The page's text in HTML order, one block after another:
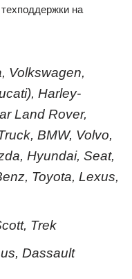
на
Volkswagen,
Harley-
Land Rover,
BMW, Volvo,
Hyundai, Seat,
Toyota, Lexus,
Trek
Dassault